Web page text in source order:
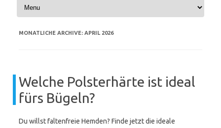
MONATLICHE ARCHIVE: APRIL 2026
Welche Polsterhärte ist ideal
fürs Bügeln?
Du willst faltenfreie Hemden? Finde jetzt die ideale